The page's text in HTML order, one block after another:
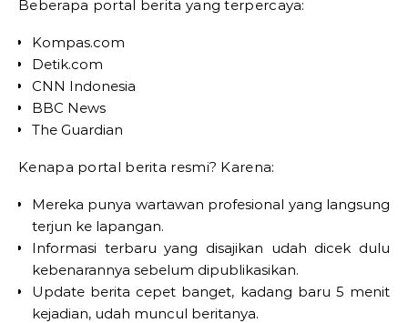
Beberapa portal berita yang terpercaya:
Kompas.com
Detik.com
CNN Indonesia
BBC News
The Guardian
Kenapa portal berita resmi? Karena:
Mereka punya wartawan profesional yang langsung
terjun ke lapangan.
Informasi terbaru yang disajikan udah dicek dulu
kebenarannya sebelum dipublikasikan.
Update berita cepet banget, kadang baru 5 menit
kejadian, udah muncul beritanya.